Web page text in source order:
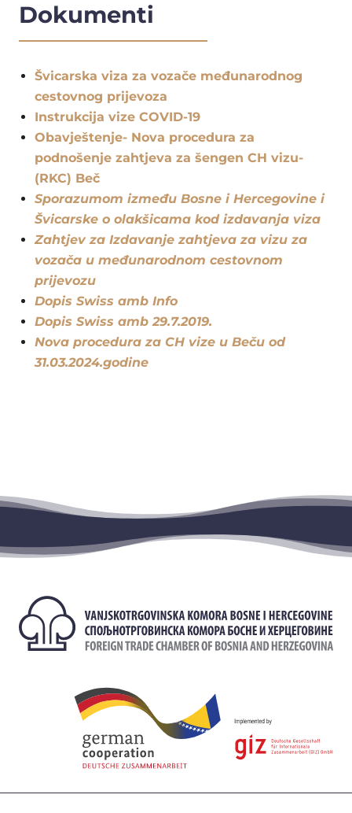
Dokumenti
Švicarska viza za vozače međunarodnog
cestovnog prijevoza
Instrukcija vize COVID-19
Obavještenje- Nova procedura za
podnošenje zahtjeva za šengen CH vizu-
(RKC) Beč
Sporazumom između Bosne i Hercegovine i
Švicarske o olakšicama kod izdavanja viza
Zahtjev za Izdavanje zahtjeva za vizu za
vozača u međunarodnom cestovnom
prijevozu
Dopis Swiss amb Info
Dopis Swiss amb 29.7.2019.
Nova procedura za CH vize u Beču od
31.03.2024.godine